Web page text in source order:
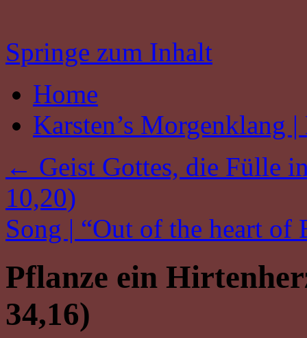
Springe zum Inhalt
Home
Karsten’s Morgenklang
← Geist Gottes, die Fülle
10,20)
Song | “Out of the heart
Pflanze ein
34,16)